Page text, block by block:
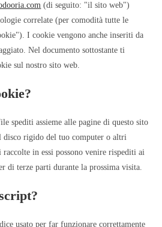
(di seguito: "il sito web")
correlate (per comodità tutte le
I cookie vengono anche inseriti da
Nel documento sottostante ti
sul nostro sito web.
spediti assieme alle pagine di questo sito
disco rigido del tuo computer o altri
in essi possono venire rispediti ai
di terze parti durante la prossima visita.
usato per far funzionare correttamente